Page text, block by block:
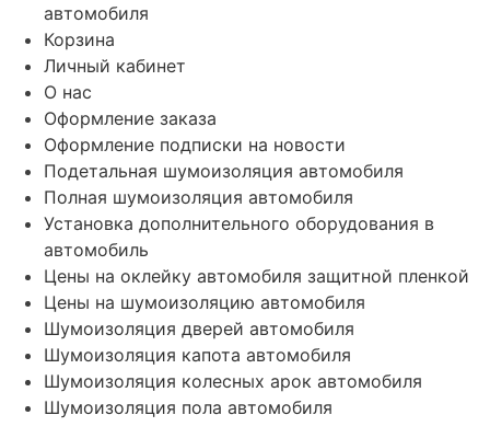
автомобиля
Корзина
Личный кабинет
О нас
Оформление заказа
Оформление подписки на новости
Подетальная шумоизоляция автомобиля
Полная шумоизоляция автомобиля
Установка дополнительного оборудования в
автомобиль
Цены на оклейку автомобиля защитной пленкой
Цены на шумоизоляцию автомобиля
Шумоизоляция дверей автомобиля
Шумоизоляция капота автомобиля
Шумоизоляция колесных арок автомобиля
Шумоизоляция пола автомобиля